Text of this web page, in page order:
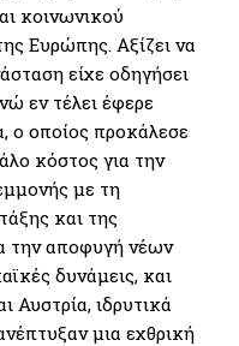
κοινωνικού
Ευρώπης. Αξίζει να
είχε οδηγήσει
εν τέλει έφερε
ο οποίος προκάλεσε
κόστος για την
με τη
και της
την αποφυγή νέων
δυνάμεις, και
Αυστρία, ιδρυτικά
μια εχθρική